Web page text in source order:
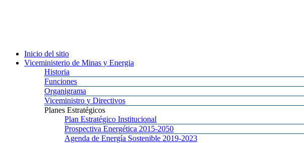
Inicio del sitio
Viceministerio de Minas y Energia
Historia
Funciones
Organigrama
Viceministro y Directivos
Planes Estratégicos
Plan Estratégico Institucional
Prospectiva Energética 2015-2050
Agenda de Energía Sostenible 2019-2023